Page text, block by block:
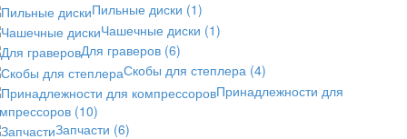
Пильные диски (1)
Чашечные диски (1)
Для граверов (6)
Скобы для степлера (4)
Принадлежности для
(10)
Запчасти (6)